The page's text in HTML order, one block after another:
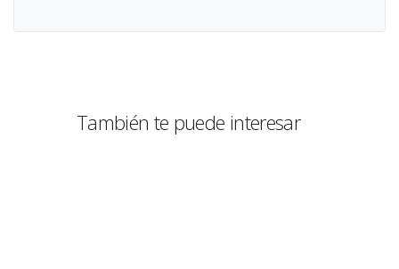
También te puede interesar